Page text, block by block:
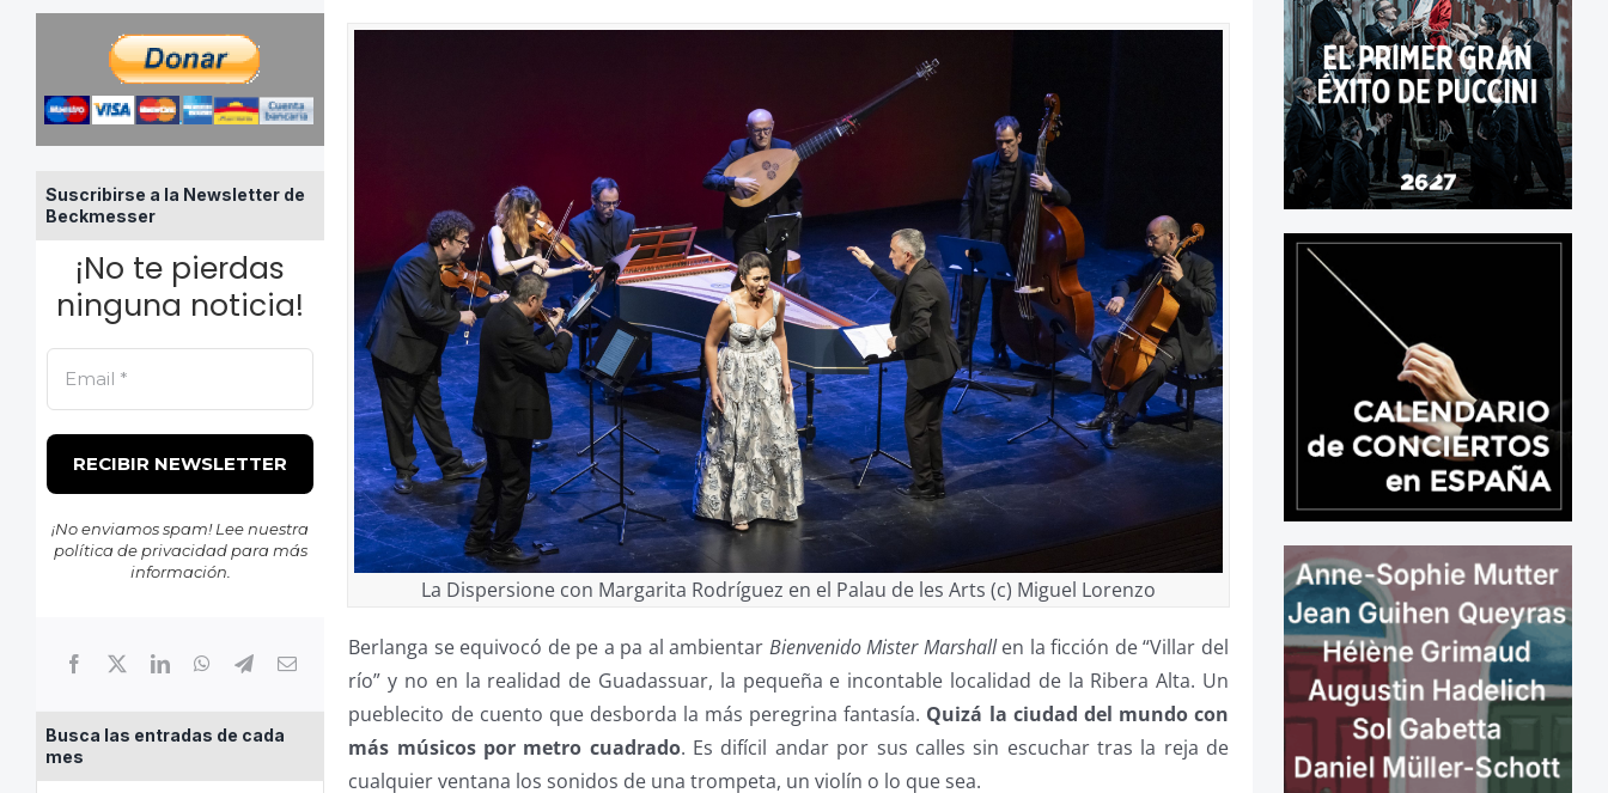
Suscribirse a la Newsletter de
Beckmesser
¡No te pierdas
ninguna noticia!
¡No enviamos spam! Lee nuestra
política de privacidadpara más
información.
Busca las entradas de cada
mes
La Dispersione con Margarita Rodríguez en el Palau de les Arts (c) Miguel Lorenzo
Berlanga se equivocó de pe a pa al ambientar Bienvenido Mister Marshallen la ficción de “Villar del
río” y no en la realidad de Guadassuar, la pequeña e incontable localidad de la Ribera Alta. Un
pueblecito de cuento que desborda la más peregrina fantasía. Quizá la ciudad del mundo con
más músicos por metro cuadrado. Es difícil andar por sus calles sin escuchar tras la reja de
cualquier ventana los sonidos de una trompeta, un violín o lo que sea.